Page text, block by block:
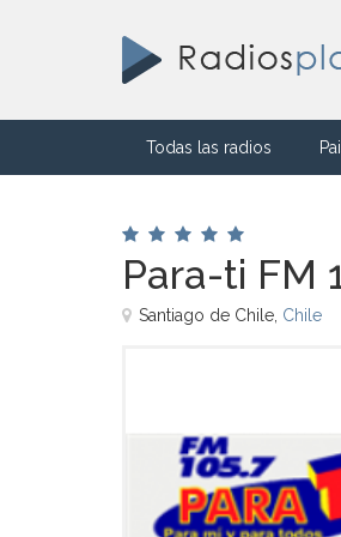
Todas las radios
Para-ti FM
Santiago de Chile, Chile